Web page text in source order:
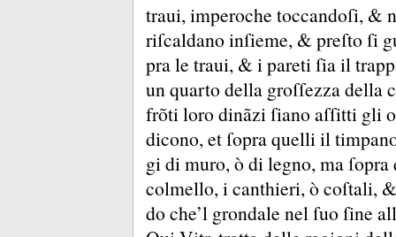
traui, imperoche toccandoſi, &
riſcaldano inſieme, & preſto ſi
pra le traui, & i pareti ſia il
un quarto della groſſezza
frõti loro dinãzi ſiano aſſitti gli
dicono, et ſopra quelli il
gi di muro, ò di legno, ma
colmello, i canthieri, ò coſtali,
do che’l grondale nel ſuo ſine